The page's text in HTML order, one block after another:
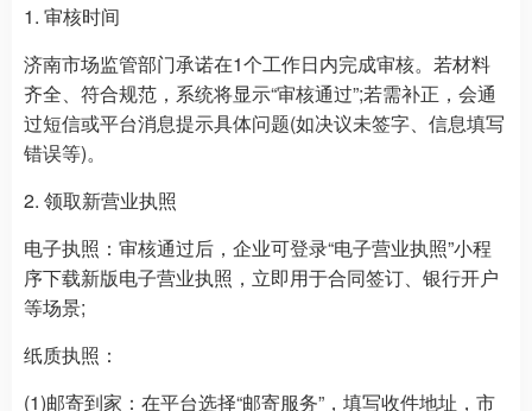
1. 审核时间
济南市场监管部门承诺在1个工作日内完成审核。若材料
齐全、符合规范，系统将显示“审核通过”;若需补正，会通
过短信或平台消息提示具体问题(如决议未签字、信息填写
错误等)。
2. 领取新营业执照
电子执照：审核通过后，企业可登录“电子营业执照”小程
序下载新版电子营业执照，立即用于合同签订、银行开户
等场景;
纸质执照：
(1)邮寄到家：在平台选择“邮寄服务”，填写收件地址，市